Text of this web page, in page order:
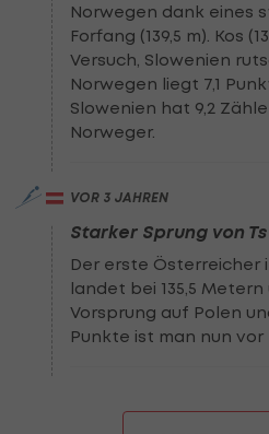
Norwegen dank eines
Forfang (139,5 m). Kos
Versuch, Slowenien
Norwegen liegt 7,1
Slowenien hat 9,2
Norweger.
VOR 3 JAHREN
Starker Sprung von
Der erste Österreicher
landet bei 135,5
Vorsprung auf Polen
Punkte ist man nun vor